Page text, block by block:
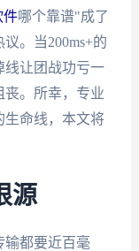
件哪个靠谱"成了
。当200ms+的
线让团战功亏一
丧。所幸，专业
生命线，本文将
源
输都要近百毫